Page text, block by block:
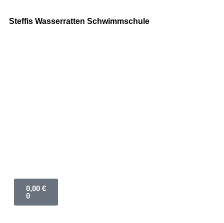
Steffis Wasserratten Schwimmschule
0,00 €
0